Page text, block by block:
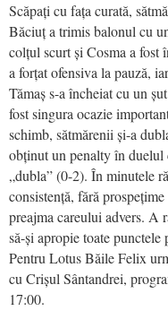
Scăpați cu fața curată,
Băciuț a trimis balonul cu
colțul scurt și Cosma a
a forțat ofensiva la pauză,
Tămaș s-a încheiat cu un
fost singura ocazie
schimb, sătmărenii și-a
obținut un penalty în
„dubla” (0-2). În minutele
consistență, fără
preajma careului advers. A
să-și apropie toate punctele
Pentru Lotus Băile Felix
cu Crișul Sântandrei,
17:00.